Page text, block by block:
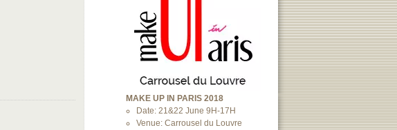
MAKE UP IN PARIS 2018
Date: 21&22 June 9H-17H
Venue: Carrousel du Louvre